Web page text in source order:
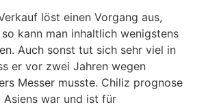
löst einen Vorgang aus,
kann man inhaltlich wenigstens
Auch sonst tut sich sehr viel in
er vor zwei Jahren wegen
Messer musste. Chiliz prognose
war und ist für